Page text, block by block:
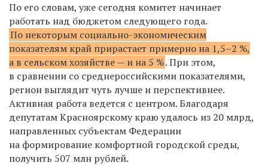
По его словам, уже сегодня комитет начинает
работать над бюджетом следующего года.
По некоторым социально-экономическим
показателям край прирастает примерно на 1,5–2 %,
а в сельском хозяйстве — и на 5 %. При этом,
в сравнении со среднероссийскими показателями,
регион выглядит чуть лучше и перспективнее.
Активная работа ведется с центром. Благодаря
депутатам Красноярскому краю удалось из 20 млрд,
направленных субъектам Федерации
на формирование комфортной городской среды,
получить 507 млн рублей.